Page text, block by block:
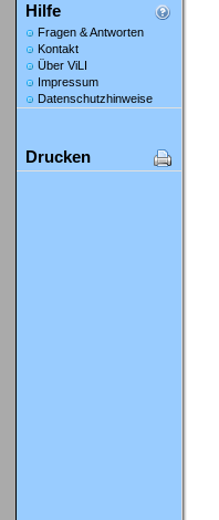
Hilfe
Fragen & Antworten
Kontakt
Über ViLI
Impressum
Datenschutzhinweise
Drucken